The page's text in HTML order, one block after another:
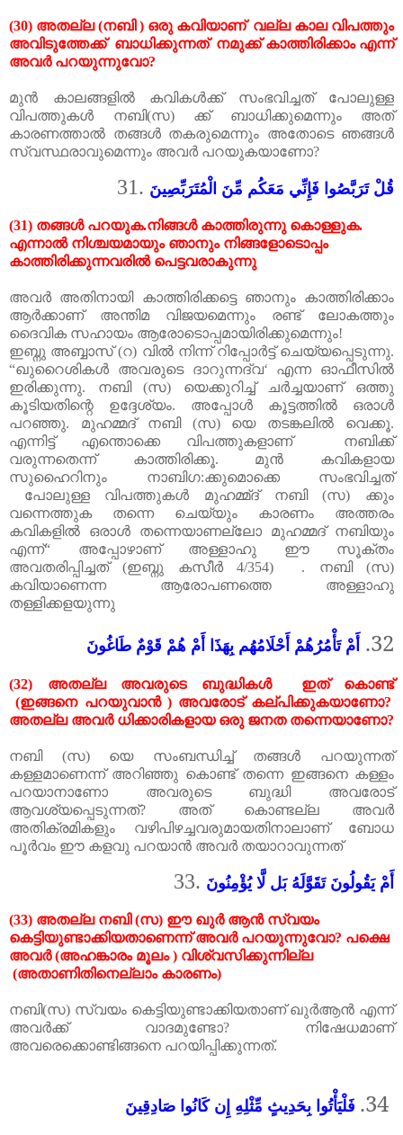
(30) അതല്ല(നബി) ഒരു കവിയാണ് വല്ല കാല വിപത്തും
അവിടുത്തേക്ക് ബാധിക്കുന്നത് നമുക്ക് കാത്തിരിക്കാം എന്ന്
അവർ പറയുന്നുവോ?
മുൻ കാലങ്ങളിൽ കവികൾക്ക് സംഭവിച്ചത്
പോലുള്ള
വിപത്തുകൾ
നബി(സ) ക്ക് ബാധിക്കുമെന്നും
അത്
കാരണത്താൽ തങ്ങൾ തകരുമെന്നും അതോടെ ഞങ്ങൾ
സ്വസ്ഥരാവുമെന്നും അവർ പറയുകയാണോ?
31. قُلْ تَرَبَّصُوا فَإِنِّي مَعَكُم مِّنَ الْمُتَرَبِّصِينَ
(31) തങ്ങൾ പറയുക.നിങ്ങൾ കാത്തിരുന്നു കൊള്ളുക.
എന്നാൽ നിശ്ചയമായും ഞാനും നിങ്ങളോടൊപ്പം
കാത്തിരിക്കുന്നവരിൽ പെട്ടവരാകുന്നു
അവർ അതിനായി കാത്തിരിക്കട്ടെ ഞാനും കാത്തിരിക്കാം
ആർക്കാണ് അന്തിമ വിജയമെന്നും രണ്ട് ലോകത്തും
ദൈവിക സഹായം ആരോടൊപ്പമായിരിക്കുമെന്നും!
ഇബ്നു അബ്ബാസ്(റ) വിൽ നിന്ന് റിപ്പോർട്ട് ചെയ്യപ്പെടുന്നു.
“ഖുറൈശികൾ അവരുടെ ദാറുന്നദ്വ‘ എന്ന ഓഫീസിൽ
ഇരിക്കുന്നു. നബി(സ) യെക്കുറിച്ച് ചർച്ചയാണ് ഒത്തു
കൂടിയതിന്റെ ഉദ്ദേശ്യം. അപ്പോൾ കൂട്ടത്തിൽ ഒരാൾ
പറഞ്ഞു. മുഹമ്മദ് നബി(സ) യെ തടങ്കലിൽ വെക്കൂ.
എന്നിട്ട് എന്തൊക്കെ വിപത്തുകളാണ്
നബിക്ക്
വരുന്നതെന്ന് കാത്തിരിക്കൂ. മുൻ കവികളായ
സുഹൈറിനും നാബിഗ:ക്കുമൊക്കെ സംഭവിച്ചത്
പോലുള്ള വിപത്തുകൾ മുഹമ്മ്ദ് നബി(സ) ക്കും
വന്നെത്തുക തന്നെ ചെയ്യും കാരണം അത്തരം
കവികളിൽ ഒരാൾ തന്നെയാണല്ലോ മുഹമ്മദ് നബിയും
എന്ന്“ അപ്പോഴാണ് അള്ളാഹു ഈ സൂക്തം
അവതരിപ്പിച്ചത്(ഇബ്നു കസീർ4/354) . നബി(സ)
കവിയാണെന്ന ആരോപണത്തെ അള്ളാഹു
തള്ളിക്കളയുന്നു
32. أَمْ تَأْمُرُهُمْ أَحْلَامُهُم بِهَذَا أَمْ هُمْ قَوْمٌ طَاغُونَ
(32) അതല്ല അവരുടെ ബുദ്ധികൾ ഇത്
കൊണ്ട്
(ഇങ്ങനെ പറയുവാൻ) അവരോട് കല്പിക്കുകയാണോ?
അതല്ല അവർ ധിക്കാരികളായ ഒരു ജനത തന്നെയാണോ?
നബി(സ) യെ സംബന്ധിച്ച് തങ്ങൾ
പറയുന്നത്
കള്ളമാണെന്ന് അറിഞ്ഞു കൊണ്ട് തന്നെ ഇങ്ങനെ കള്ളം
പറയാനാണോ
അവരുടെ ബുദ്ധി
അവരോട്
ആവശ്യപ്പെടുന്നത്? അത് കൊണ്ടല്ല
അവർ
അതിക്രമികളും
വഴിപിഴച്ചവരുമായതിനാലാണ്
ബോധ
പൂർവം ഈ കളവു പറയാൻ അവർ തയാറാവുന്നത്
33. أَمْ يَقُولُونَ تَقَوَّلَهُ بَل لَّا يُؤْمِنُونَ
(33) അതല്ല നബി(സ) ഈ ഖുർ ആൻ സ്വയം
കെട്ടിയുണ്ടാക്കിയതാണെന്ന് അവർ പറയുന്നുവോ? പക്ഷെ
അവർ(അഹങ്കാരം മൂലം) വിശ്വസിക്കുന്നില്ല
(അതാണിതിനെല്ലാം കാരണം)
നബി(സ) സ്വയം കെട്ടിയുണ്ടാക്കിയതാണ് ഖുർആൻ എന്ന്
അവർക്ക്
വാദമുണ്ടോ? നിഷേധമാണ്
അവരെക്കൊണ്ടിങ്ങനെ പറയിപ്പിക്കുന്നത്.
فَلْيَأْتُوا بِحَدِيثٍ مِّثْلِهِ إِن كَانُوا صَادِقِينَ